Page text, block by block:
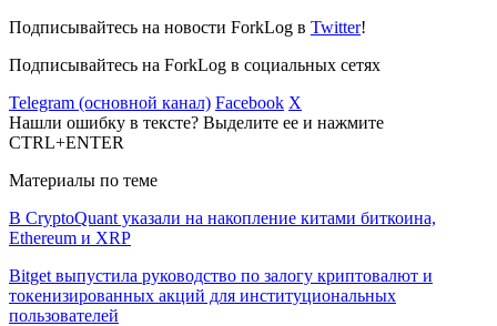
Подписывайтесь на новости ForkLog в Twitter!
Подписывайтесь на ForkLog в социальных сетях
Telegram (основной канал) Facebook X
Нашли ошибку в тексте? Выделите ее и нажмите
CTRL+ENTER
Материалы по теме
В CryptoQuant указали на накопление китами биткоина,
Ethereum и XRP
Bitget выпустила руководство по залогу криптовалют и
токенизированных акций для институциональных
пользователей